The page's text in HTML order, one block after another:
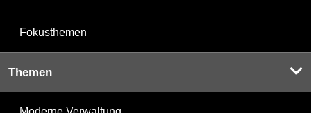
Fokusthemen
Themen